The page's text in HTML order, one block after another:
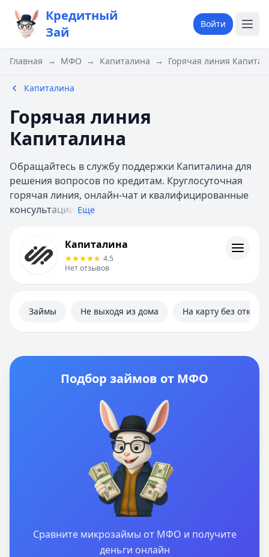
Кредитный
Зай
Войти
Главная → МФО → Капиталина → Горячая линия
Капиталина
Горячая линия
Капиталина
Обращайтесь в службу поддержки Капиталина для
решения вопросов по кредитам. Круглосуточная
горячая линия, онлайн-чат и квалифицированные
консультации Еще
ИнформацияКапиталина
4.5
Нет отзывов
Займы Не выходя из дома На карту без отказа
Подбор займов от МФО
Сравните микрозаймы от МФО и получите
деньги онлайн